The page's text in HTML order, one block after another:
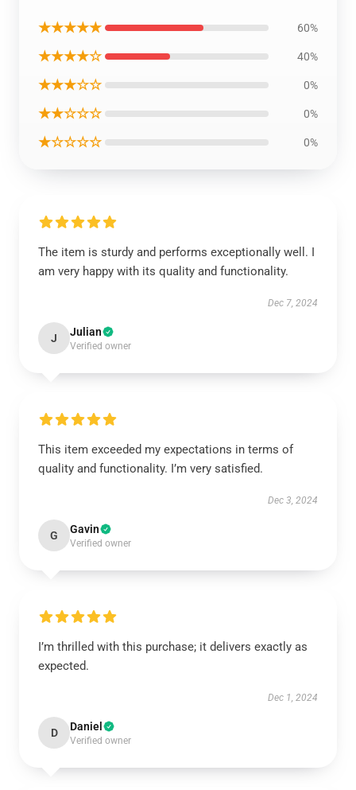
★★★★★ 60%
★★★★☆ 40%
★★★☆☆ 0%
★★☆☆☆ 0%
★☆☆☆☆ 0%
The item is sturdy and performs exceptionally well. I
am very happy with its quality and functionality.
Dec 7, 2024
J Julian
Verified owner
This item exceeded my expectations in terms of
quality and functionality. I’m very satisfied.
Dec 3, 2024
G Gavin
Verified owner
I’m thrilled with this purchase; it delivers exactly as
expected.
Dec 1, 2024
D Daniel
Verified owner